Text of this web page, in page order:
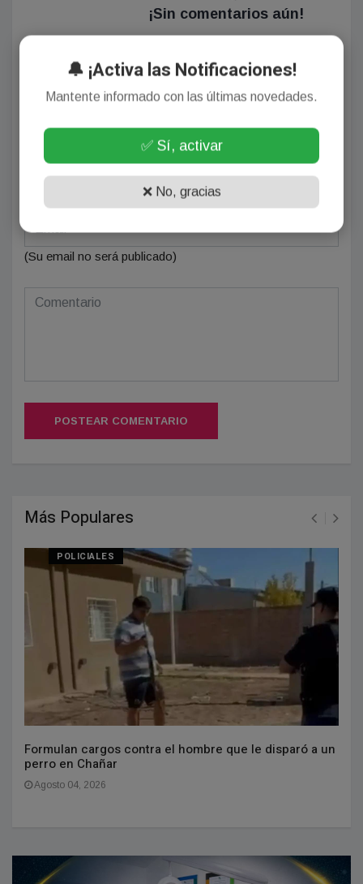
¡Sin comentarios aún!
Deja tu comentario
(Su email no será publicado)
POSTEAR COMENTARIO
Más Populares
POLICIALES
Formulan cargos contra el hombre que le disparó a un
perro en Chañar
Agosto 04, 2026
🔔 ¡Activa las Notificaciones!
Mantente informado con las últimas novedades.
✅ Sí, activar
❌ No, gracias